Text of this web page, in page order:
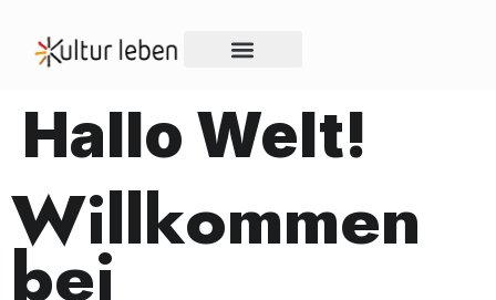
Hallo Welt!
Willkommen
bei